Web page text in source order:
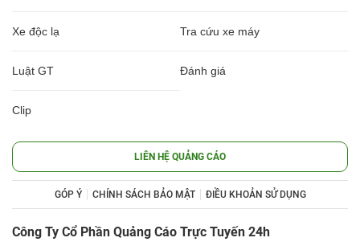
Xe độc lạ Tra cứu xe máy
Luật GT Đánh giá
Clip
LIÊN HỆ QUẢNG CÁO
GÓP Ý CHÍNH SÁCH BẢO MẬT ĐIỀU KHOẢN SỬ DỤNG
Công Ty Cổ Phần Quảng Cáo Trực Tuyến 24h